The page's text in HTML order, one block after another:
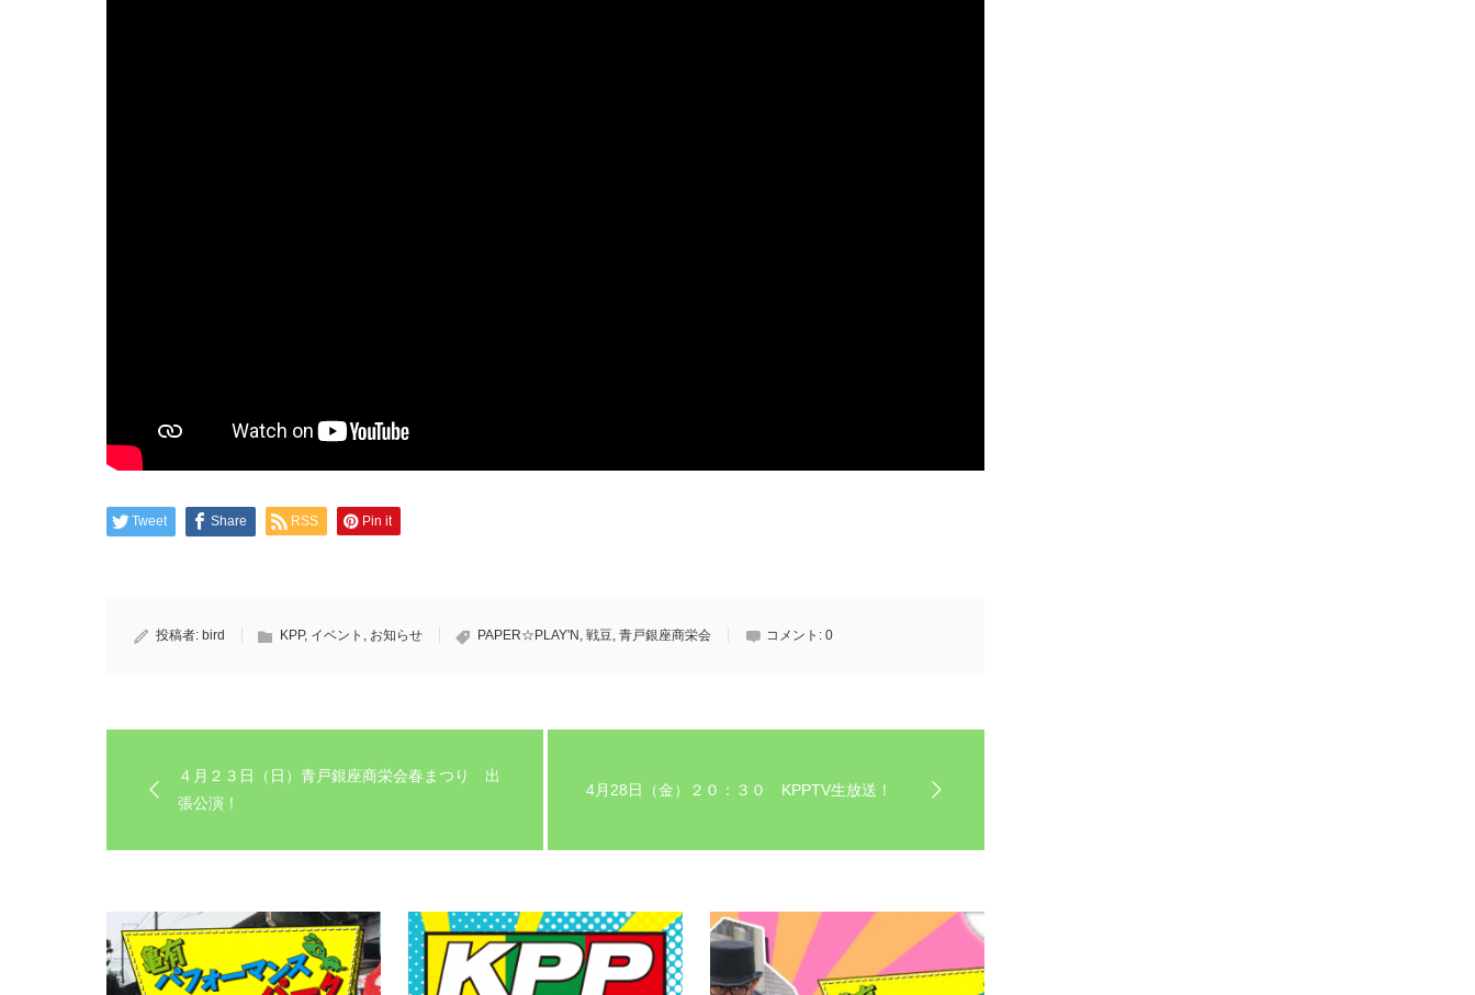
Tweet Share RSS Pin it
投稿者: bird KPP, イベント お知らせ PAPER☆PLAY'N 戦豆 青戸銀座商栄会 コメント: 0
４月２３日（日）青戸銀座商栄会春まつり 出
張公演！
4月28日（金）２０：３０ KPPTV生放送！